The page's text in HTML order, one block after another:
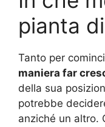
pianta
Tanto per
maniera far
della sua
potrebbe
anziché un altro.